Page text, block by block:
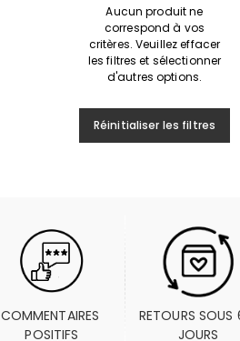
Aucun produit ne
correspond à vos
critères. Veuillez effacer
les filtres et sélectionner
d'autres options.
Réinitialiser les filtres
COMMENTAIRES
POSITIFS
RETOURS SOUS
JOURS